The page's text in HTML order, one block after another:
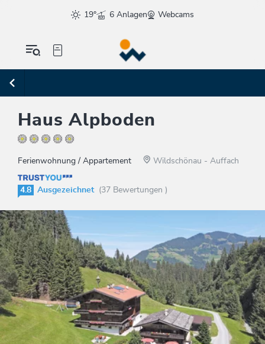
19° 6 Anlagen Webcams
Haus Alpboden
Ferienwohnung / Appartement Wildschönau - Auffach
4.8 Ausgezeichnet (37 Bewertungen )